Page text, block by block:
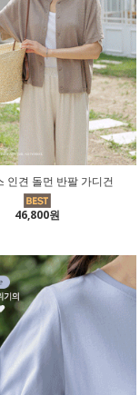
인견 돌먼 반팔 가디건
46,800원